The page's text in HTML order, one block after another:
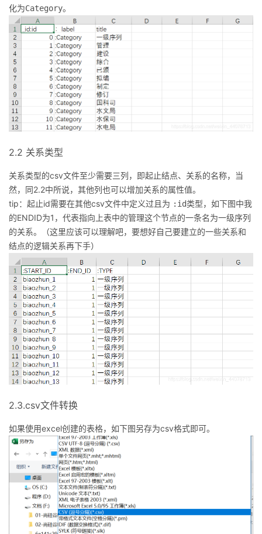
藏
化为Category。
2.2 关系类型
关系类型的csv文件至少需要三列，即起止结点、关系的名称，当
然，同2.2中所说，其他列也可以增加关系的属性值。
tip：起止id需要在其他csv文件中定义过且为 :id类型，如下图中我
的ENDID为1，代表指向上表中的管理这个节点的一条名为一级序列
的关系。（这里应该可以理解吧，要想好自己要建立的一些关系和
结点的逻辑关系再下手）
2.3.csv文件转换
如果使用excel创建的表格，如下图另存为csv格式即可。